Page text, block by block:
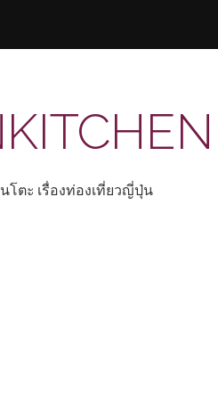
โตะ เรื่องท่องเที่ยวญี่ปุ่น